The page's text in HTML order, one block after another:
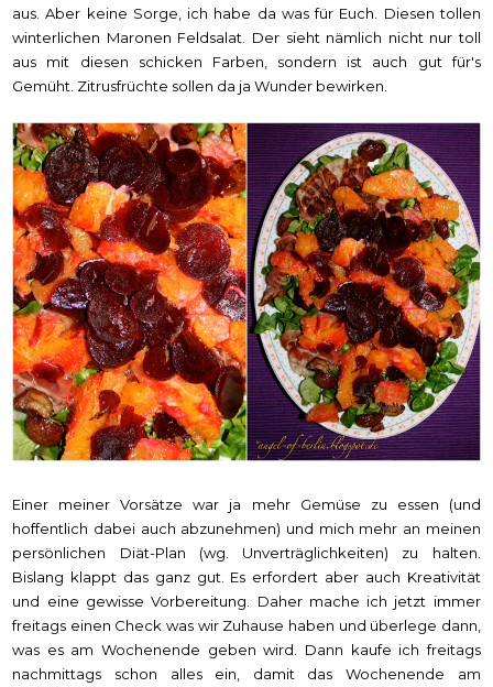
aus. Aber keine Sorge, ich habe da was für Euch. Diesen tollen
winterlichen Maronen Feldsalat. Der sieht nämlich nicht nur toll
aus mit diesen schicken Farben, sondern ist auch gut für's
Gemüht. Zitrusfrüchte sollen da ja Wunder bewirken.
Einer meiner Vorsätze war ja mehr Gemüse zu essen (und
hoffentlich dabei auch abzunehmen) und mich mehr an meinen
persönlichen Diät-Plan (wg. Unverträglichkeiten) zu halten.
Bislang klappt das ganz gut. Es erfordert aber auch Kreativität
und eine gewisse Vorbereitung. Daher mache ich jetzt immer
freitags einen Check was wir Zuhause haben und überlege dann,
was es am Wochenende geben wird. Dann kaufe ich freitags
nachmittags schon alles ein, damit das Wochenende am